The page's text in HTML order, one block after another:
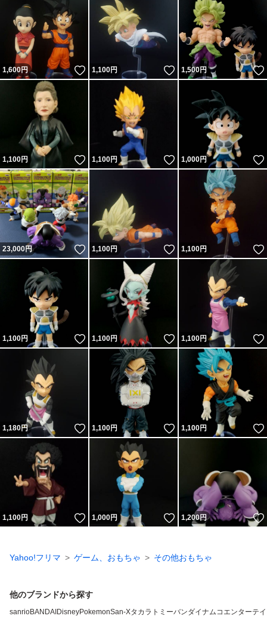
1,600円 いいね！
1,100円 いいね！
1,500円
1,100円 いいね！
1,100円 いいね！
1,000円
23,000円 いいね！
1,100円 いいね！
1,100円
1,100円 いいね！
1,100円 いいね！
1,100円
1,180円 いいね！
1,100円 いいね！
1,100円
1,100円 いいね！
1,000円 いいね！
1,200円
Yahoo!フリマ ゲーム、おもちゃ その他おもちゃ
他のブランドから探す
sanrioBANDAI DisneyPokemonSan-Xタカラトミーバンダイナムコエンターテ